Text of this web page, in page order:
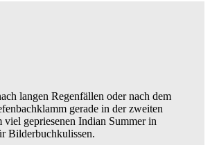
langen Regenfällen oder nach dem
gerade in der zweiten
gepriesenen Indian Summer in
Bilderbuchkulissen.